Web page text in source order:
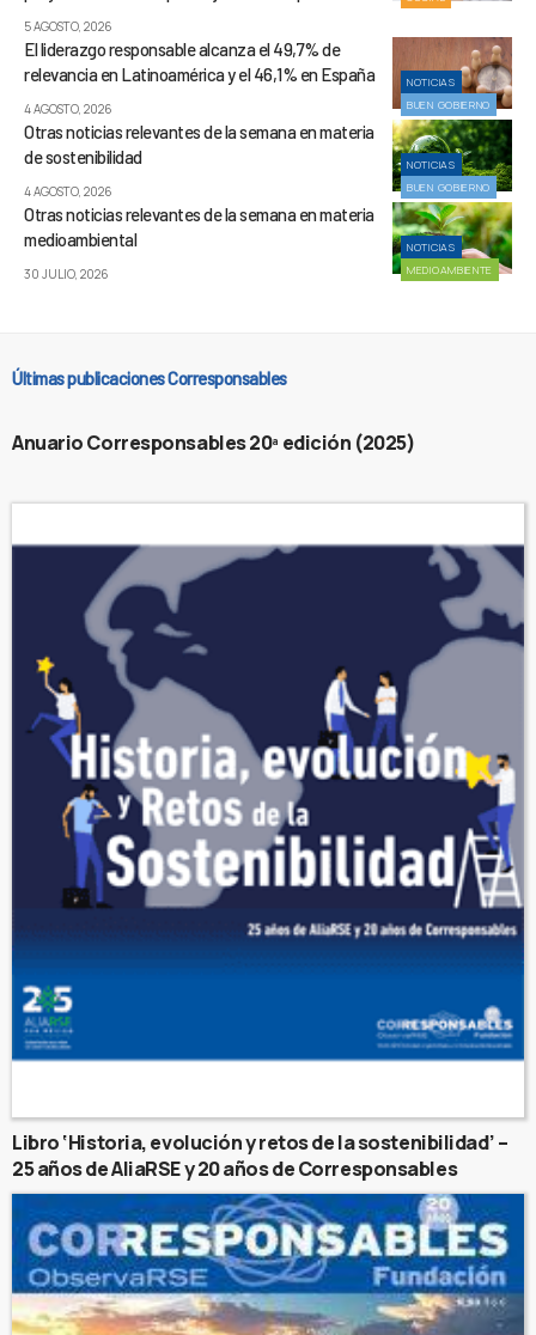
5 AGOSTO, 2026
NOTICIAS
BUEN GOBIERNO
El liderazgo responsable alcanza el 49,7% de
relevancia en Latinoamérica y el 46,1% en España
4 AGOSTO, 2026
NOTICIAS
BUEN GOBIERNO
Otras noticias relevantes de la semana en materia
de sostenibilidad
4 AGOSTO, 2026
NOTICIAS
MEDIOAMBIENTE
Otras noticias relevantes de la semana en materia
medioambiental
30 JULIO, 2026
Últimas publicaciones Corresponsables
Anuario Corresponsables 20ª edición (2025)
Libro ‘Historia, evolución y retos de la sostenibilidad’ –
25 años de AliaRSE y 20 años de Corresponsables